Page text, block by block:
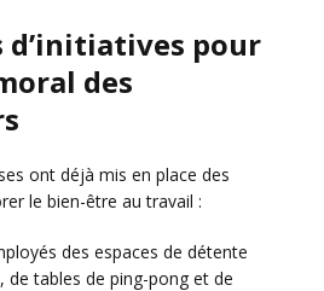
d’initiatives pour
des
ont déjà mis en place des
le bien-être au travail :
des espaces de détente
de tables de ping-pong et de